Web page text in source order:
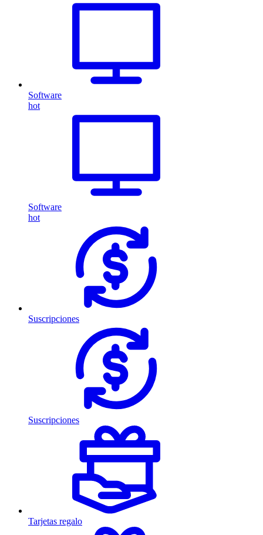
Software
hot
Software
hot
Suscripciones
Suscripciones
Tarjetas regalo